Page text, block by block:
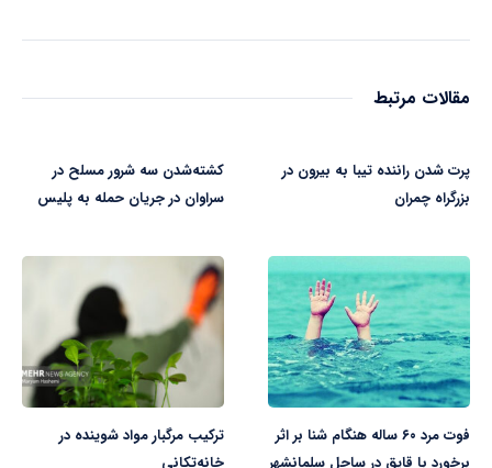
مقالات مرتبط
پرت شدن راننده تیبا به بیرون در
بزرگراه چمران
کشته‌شدن سه شرور مسلح در
سراوان در جریان حمله به پلیس
فوت مرد ۶۰ ساله هنگام شنا بر اثر
برخورد با قایق در ساحل سلمانشهر
ترکیب مرگبار مواد شوینده در
خانه‌تکانی